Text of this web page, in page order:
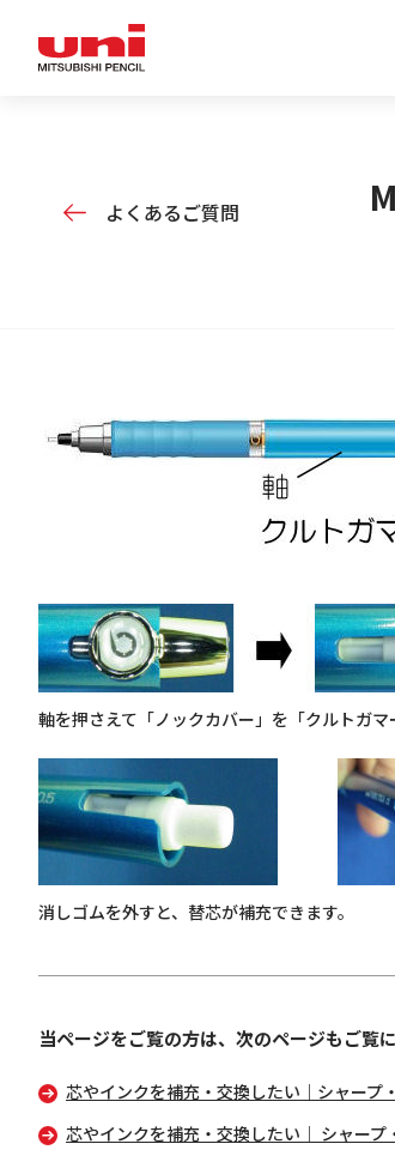
よくあるご質問
軸を押さえて「ノックカバー」を「クルトガマ
消しゴムを外すと、替芯が補充できます。
当ページをご覧の方は、次のページもご覧
芯やインクを補充・交換したい｜シャープ
芯やインクを補充・交換したい｜ シャー